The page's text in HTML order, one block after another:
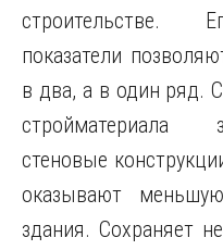
строительстве.
показатели
в два, а в один ряд.
стройматериала
стеновые
оказывают
здания. Сохраняет